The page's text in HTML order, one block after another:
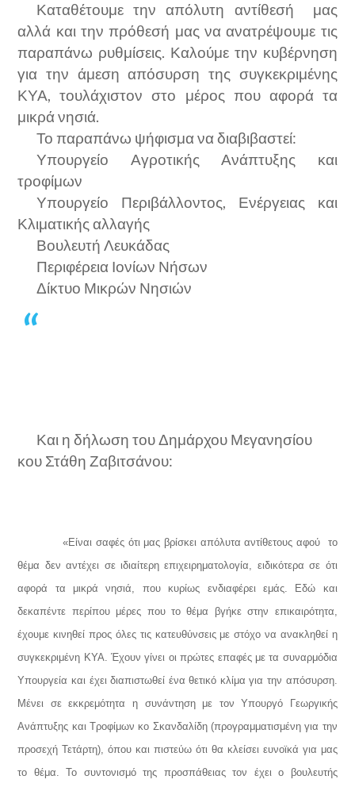
Καταθέτουμε την απόλυτη αντίθεσή
μας
αλλά και την πρόθεσή μας να ανατρέψουμε τις
παραπάνω ρυθμίσεις. Καλούμε την κυβέρνηση
για την άμεση απόσυρση της συγκεκριμένης
ΚΥΑ, τουλάχιστον στο μέρος που αφορά τα
μικρά νησιά.
Το παραπάνω ψήφισμα να διαβιβαστεί:
Υπουργείο Αγροτικής Ανάπτυξης και
τροφίμων
Υπουργείο Περιβάλλοντος, Ενέργειας και
Κλιματικής αλλαγής
Βουλευτή Λευκάδας
Περιφέρεια Ιονίων Νήσων
Δίκτυο Μικρών Νησιών
Και η δήλωση του Δημάρχου Μεγανησίου
κου Στάθη Ζαβιτσάνου:
«Είναι σαφές ότι μας βρίσκει απόλυτα αντίθετους αφού
το
θέμα δεν αντέχει σε ιδιαίτερη επιχειρηματολογία, ειδικότερα σε ότι
αφορά τα μικρά νησιά, που κυρίως ενδιαφέρει εμάς. Εδώ και
δεκαπέντε περίπου μέρες που το θέμα βγήκε στην επικαιρότητα,
έχουμε κινηθεί προς όλες τις κατευθύνσεις με στόχο να ανακληθεί η
συγκεκριμένη ΚΥΑ. Έχουν γίνει οι πρώτες επαφές με τα συναρμόδια
Υπουργεία και έχει διαπιστωθεί ένα θετικό κλίμα για την απόσυρση.
Μένει σε εκκρεμότητα η συνάντηση με τον Υπουργό Γεωργικής
Ανάπτυξης και Τροφίμων κο Σκανδαλίδη (προγραμματισμένη για την
προσεχή Τετάρτη), όπου και πιστεύω ότι θα κλείσει ευνοϊκά για μας
το θέμα. Το συντονισμό της προσπάθειας τον έχει ο βουλευτής